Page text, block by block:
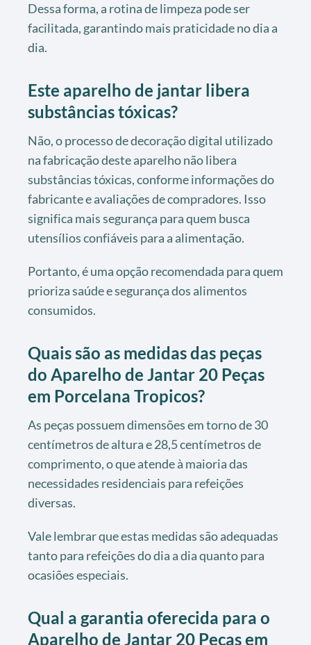
Dessa forma, a rotina de limpeza pode ser
facilitada, garantindo mais praticidade no dia a
dia.
Este aparelho de jantar libera
substâncias tóxicas?
Não, o processo de decoração digital utilizado
na fabricação deste aparelho não libera
substâncias tóxicas, conforme informações do
fabricante e avaliações de compradores. Isso
significa mais segurança para quem busca
utensílios confiáveis para a alimentação.
Portanto, é uma opção recomendada para quem
prioriza saúde e segurança dos alimentos
consumidos.
Quais são as medidas das peças
do Aparelho de Jantar 20 Peças
em Porcelana Tropicos?
As peças possuem dimensões em torno de 30
centímetros de altura e 28,5 centímetros de
comprimento, o que atende à maioria das
necessidades residenciais para refeições
diversas.
Vale lembrar que estas medidas são adequadas
tanto para refeições do dia a dia quanto para
ocasiões especiais.
Qual a garantia oferecida para o
Aparelho de Jantar 20 Peças em